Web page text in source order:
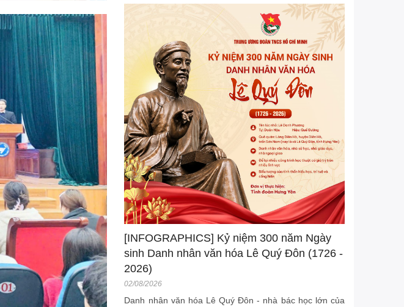
[INFOGRAPHICS] Kỷ niệm 300 năm Ngày
sinh Danh nhân văn hóa Lê Quý Đôn (1726 -
2026)
02/08/2026
Danh nhân văn hóa Lê Quý Đôn - nhà bác học lớn của